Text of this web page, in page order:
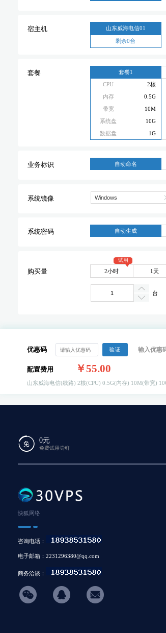
宿主机 山东威海电信01
剩余0台
套餐 套餐1
CPU
2核
内存
0.5G
带宽
10M
系统盘
10G
数据盘
1G
业务标识 自动命名
系统镜像
系统密码 自动生成
购买量 2小时
试用
1天
台
优惠码 验证 输入优惠
配置费用 ￥55.00
山东威海电信(线路) 2核(CPU) 0.5G(内存) 10M(带宽)
0元
免费试用尝鲜
快狐网络
咨询电话：
电子邮箱：2231296380@qq.com
商务洽谈：
hicon34